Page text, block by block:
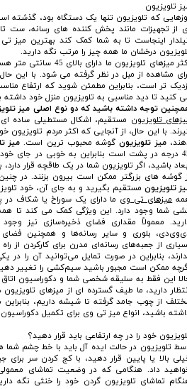
تلویزیون
که تلویزیون تنها یک دستگاه بود، گذشته
از تجهیزات مانند پخش کننده های رسانه،
اینجاست تا به شما کمک کند بهترین میز
درخشان ما همه چیز را مرتب نگه دارید.
اکثر میزهای تلویزیون
مشاهده از مبل در نظر گرفته می شود. با این
تر است، بنابراین مطمئن شوید که ارتفاع
کنید تا دید مناسبی به تلویزیون منزل خود داشته
توجه داشته باشید که دو نوع اصلی میز
تلویزیون مستقیم، اشکال مستطیلی ساده ای
با این حال، از آنجایی که اکثر مردم تلویزیون
میز تلویزیونگوشه محبوب ترین است. میز
45 درجه در پشت است بنابراین به خوبی در جای
باشید، اگر تلویزیون شما در یک طاقچه قرار
گوشه های بزرگتر ممکن است بیرون بزنند. در
تلویزیون مستقیم بگیرید و به جای آن، خود
میزهای تی وی ما دارای یک سوراخ یا شکاف
شما وجود دارد. این ویژگی کمک می کند تا
معمولاً مقداری فضای ذخیره‌سازی نیز وجود
بلوری و سایر رسانه‌ها و همچنین
از جعبه‌های رسانه‌ای مدرن برای کارکردن از
بنابراین در صورت تمایل می‌توانید آن را
ممکن است مجبور باشید سیم‌کشی را تغییر
این فقط به سلیقه شخصی شما و دکوراسیون اتاق
دارید، ما طیف گسترده ای از میزهای
از چوب جامد گرفته تا شیشه داریم،
باشید، انواع میز تی وی برای تکمیل
خود را در چه ارتفاعی باید قرار دهید؟
تلویزیون در حالت ایده آل باید با خط چشم شما
بالا یا پایین قرار دهید، با کج کردن سر برای
داد. هنگامی که در وضعیت تماشای
تماشای تلویزیون گردن خود را خنثی نگه